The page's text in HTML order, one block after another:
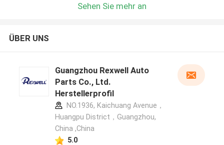
Sehen Sie mehr an
ÜBER UNS
Guangzhou Rexwell Auto
Parts Co., Ltd.
Herstellerprofil
NO.1936, Kaichuang Avenue，
Huangpu District，Guangzhou,
China ,China
5.0